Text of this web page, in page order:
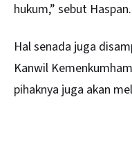
hukum,” sebut Haspan.
Hal senada juga
Kanwil
pihaknya juga akan